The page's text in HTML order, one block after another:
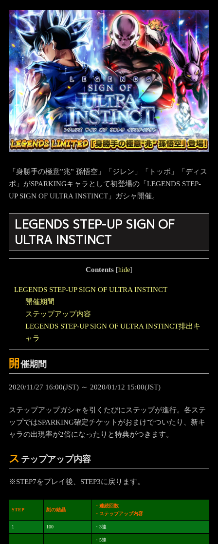
「身勝手の極意”兆” 孫悟空」「ジレン」「トッポ」「ディス
ポ」がSPARKINGキャラとして初登場の「LEGENDS STEP-
UP SIGN OF ULTRA INSTINCT」ガシャ開催。
LEGENDS STEP-UP SIGN OF
ULTRA INSTINCT
Contents [hide]
LEGENDS STEP-UP SIGN OF ULTRA INSTINCT
開催期間
ステップアップ内容
LEGENDS STEP-UP SIGN OF ULTRA INSTINCT排出キ
ャラ
開 催期間
2020/11/27 16:00(JST) ～ 2020/01/12 15:00(JST)
ステップアップガシャを引くたびにステップが進行。各ステ
ップではSPARKING確定チケットがおまけでついたり、新キ
ャラの出現率が2倍になったりと特典がつきます。
ス テップアップ内容
※STEP7をプレイ後、STEP3に戻ります。
STEP 刻の結晶
・連続回数
・ステップアップ内容
1 100 ・3連
・5連